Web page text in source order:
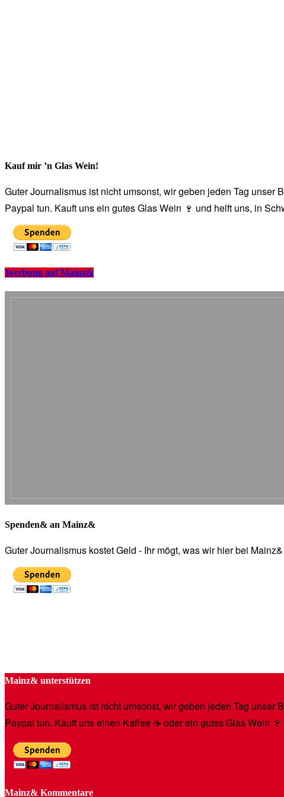
Kauf mir ’n Glas Wein!
Guter Journalismus ist nicht umsonst, wir geben jeden Tag
Paypal tun. Kauft uns ein gutes Glas Wein 🍷 und helft uns, in
Werbung auf Mainz&
Spenden& an Mainz&
Guter Journalismus kostet Geld - Ihr mögt, was wir hier bei
Mainz& unterstützen
Guter Journalismus ist nicht umsonst, wir geben jeden Tag
Paypal tun. Kauft uns einen Kaffee ☕️ oder ein gutes Glas Wein
Mainz& Kommentare